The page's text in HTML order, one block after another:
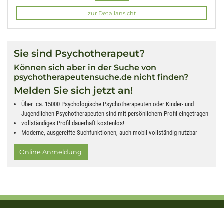
zur Detailansicht
Sie sind Psychotherapeut?
Können sich aber in der Suche von
psychotherapeutensuche.de nicht finden?
Melden Sie sich jetzt an!
Über ca. 15000 Psychologische Psychotherapeuten oder Kinder- und
Jugendlichen Psychotherapeuten sind mit persönlichem Profil eingetragen
vollständiges Profil dauerhaft kostenlos!
Moderne, ausgereifte Suchfunktionen, auch mobil vollständig nutzbar
Online Anmeldung